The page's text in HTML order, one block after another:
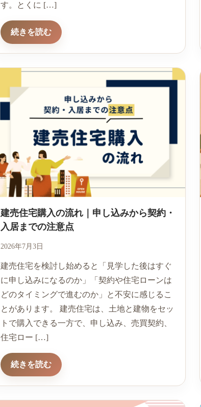
す。とくに […]
続きを読む
建売住宅購入の流れ｜申し込みから契約・
入居までの注意点
2026年7月3日
建売住宅を検討し始めると「見学した後はすぐ
に申し込みになるのか」「契約や住宅ローンは
どのタイミングで進むのか」と不安に感じるこ
とがあります。 建売住宅は、土地と建物をセッ
トで購入できる一方で、申し込み、売買契約、
住宅ロー […]
続きを読む